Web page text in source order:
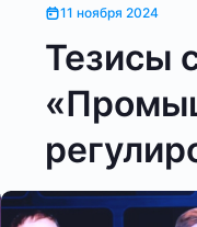
11 ноября 2024
Тезисы